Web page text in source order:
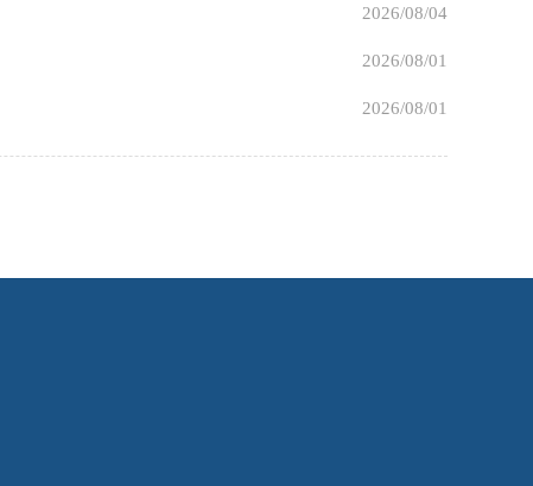
2026/08/04
2026/08/01
2026/08/01